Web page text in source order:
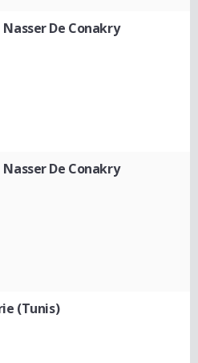
De Conakry
De Conakry
(Tunis)